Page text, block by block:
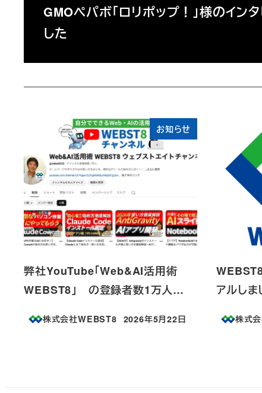
GMOペパボ「ロリポップ！」様のイン
した
お知らせ
弊社YouTube「Web&AI活用術
WEBST8」 の登録者数1万人…
株式会社WEBST8
投稿日
2026年5月22日
アルしま
株式